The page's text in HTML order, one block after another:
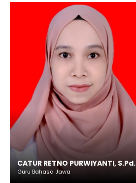
CATUR RETNO PURWIYANTI, S.Pd.
Guru Bahasa Jawa